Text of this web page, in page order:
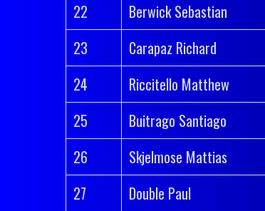
22
Berwick Sebastian
23
Carapaz Richard
24
Riccitello Matthew
25
Buitrago Santiago
26
Skjelmose Mattias
27
Double Paul